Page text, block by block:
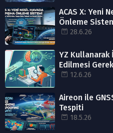
ACAS X: Yeni
Önleme
28.6.26
YZ
Edilmesi
12.6.26
Aireon ile
Tespiti
18.5.26